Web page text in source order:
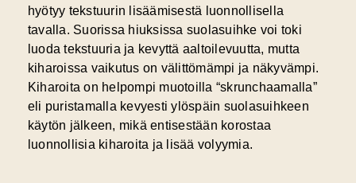
hyötyy tekstuurin lisäämisestä luonnollisella
tavalla. Suorissa hiuksissa suolasuihke voi toki
luoda tekstuuria ja kevyttä aaltoilevuutta, mutta
kiharoissa vaikutus on välittömämpi ja näkyvämpi.
Kiharoita on helpompi muotoilla “skrunchaamalla”
eli puristamalla kevyesti ylöspäin suolasuihkeen
käytön jälkeen, mikä entisestään korostaa
luonnollisia kiharoita ja lisää volyymia.